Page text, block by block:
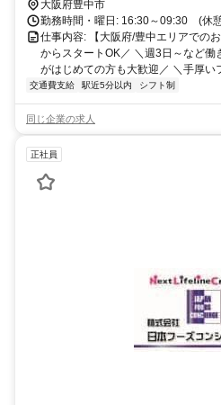
大阪府豊中市
勤務時間・曜日: 16:30～09:30 (休
仕事内容: 【大阪府/豊中エリアでの
からスタートOK／ ＼週3日～など
がはじめての方も大歓迎／ ＼手厚い
交通費支給 駅近5分以内 シフト制
同じ企業の求人
正社員